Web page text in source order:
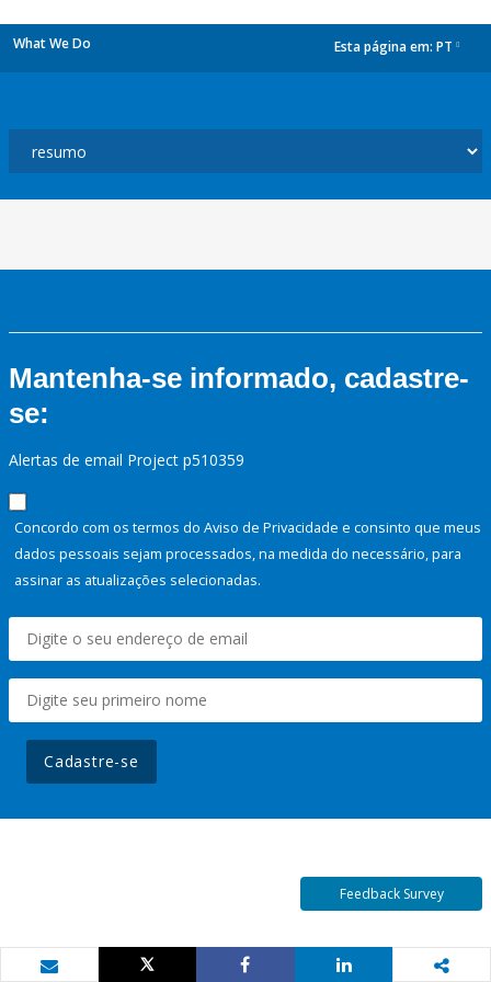
What We Do Esta página em: PT
Mantenha-se informado, cadastre-
se:
Alertas de email Project p510359
Concordo com os termos do Aviso de Privacidade e consinto que meus
dados pessoais sejam processados, na medida do necessário, para
assinar as atualizações selecionadas.
Cadastre-se
Feedback Survey